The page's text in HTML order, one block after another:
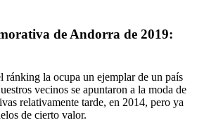
de Andorra de 2019:
ránking la ocupa un ejemplar de un país
vecinos se apuntaron a la moda de
relativamente tarde, en 2014, pero ya
de cierto valor.